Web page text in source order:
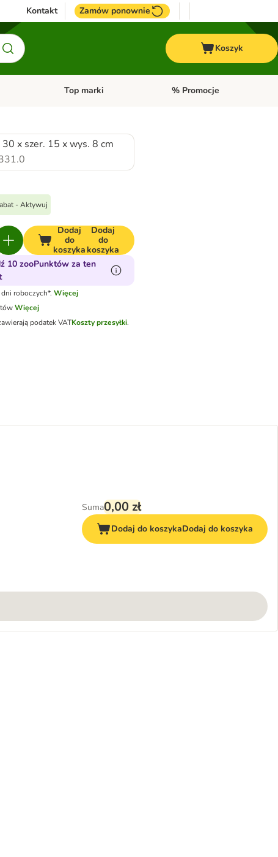
Kontakt Zamów ponownie
Koszyk
kategorii: PtakiOtwórz menu kategorii: Konie
Top marki Otwórz menu kategorii: Top
% Promocje
30 x szer. 15 x wys. 8 cm
- Aktywuj
Dodaj
do
koszyka
Dodaj
do
koszyka
10 zooPunktów za ten
roboczych*. Więcej
Więcej
podatek VATKoszty przesyłki.
Suma0,00 zł
Dodaj do koszykaDodaj do koszyka